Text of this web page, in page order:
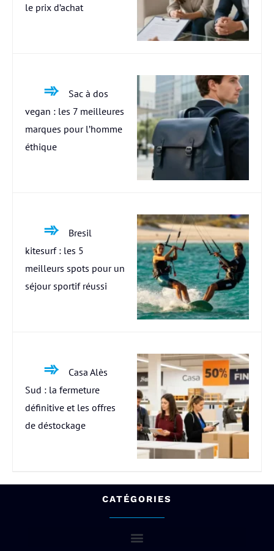
le prix d’achat
Sac à dos
vegan : les 7 meilleures
marques pour l’homme
éthique
Bresil
kitesurf : les 5
meilleurs spots pour un
séjour sportif réussi
Casa Alès
Sud : la fermeture
définitive et les offres
de déstockage
CATÉGORIES